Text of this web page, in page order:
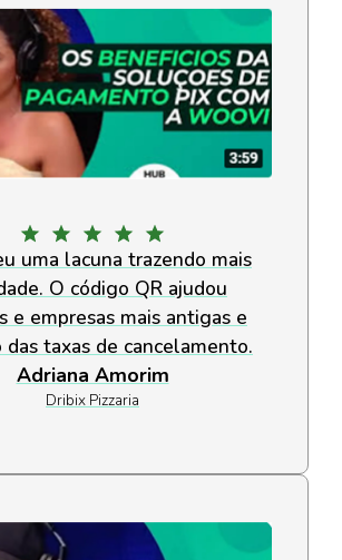
uma lacuna trazendo mais
O código QR ajudou
e empresas mais antigas e
das taxas de cancelamento.
Adriana Amorim
Dribix Pizzaria